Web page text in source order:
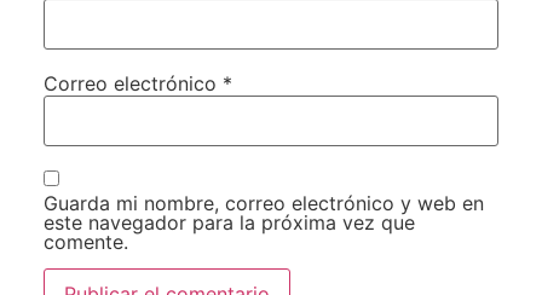
Correo electrónico *
Guarda mi nombre, correo electrónico y web en
este navegador para la próxima vez que
comente.